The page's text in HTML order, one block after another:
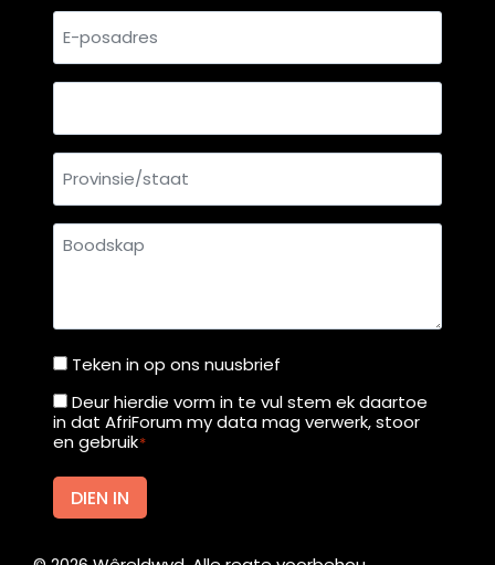
posadres
Provinsie/staat
Boodskap
Teken
in
op
ons
nuusbrief
Teken in op ons nuusbrief
Deur
hierdie
te
vul
Deur hierdie vorm in te vul stem ek daartoe
in dat AfriForum my data mag verwerk, stoor
en gebruik*
DIEN IN